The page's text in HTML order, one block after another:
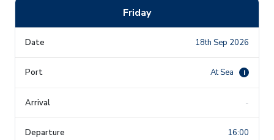
Friday
18th Sep 2026
At Sea i
-
16:00